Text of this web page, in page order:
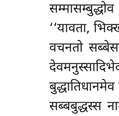
सम्मासम्बुद्धोव
‘‘यावता,
वचनतो
सब्बबुद्धस्स